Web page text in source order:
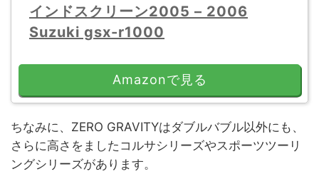
インドスクリーン2005 – 2006
Suzuki gsx-r1000
Amazonで見る
ちなみに、ZERO GRAVITYはダブルバブル以外にも、
さらに高さをましたコルサシリーズやスポーツツーリ
ングシリーズがあります。